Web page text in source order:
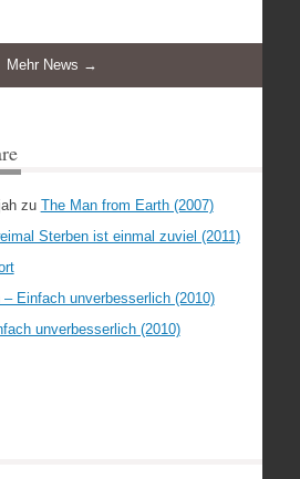
Mehr News →
zu The Man from Earth (2007)
Sterben ist einmal zuviel (2011)
– Einfach unverbesserlich (2010)
unverbesserlich (2010)